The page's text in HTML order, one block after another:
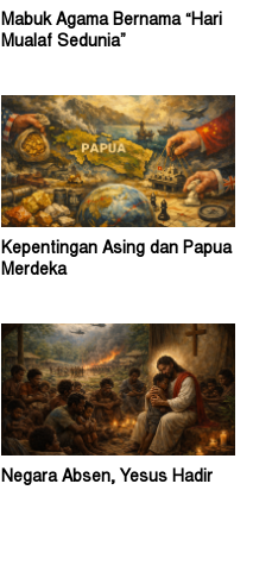
Mabuk Agama Bernama “Hari
Mualaf Sedunia”
Kepentingan Asing dan Papua
Merdeka
Negara Absen, Yesus Hadir